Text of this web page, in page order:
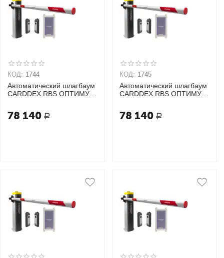
КОД: 1744
Автоматический шлагбаум
CARDDEX RBS ОПТИМУМ
78 140 Р
КОД: 1745
Автоматический шлагбаум
CARDDEX RBS ОПТИМУМ
78 140 Р